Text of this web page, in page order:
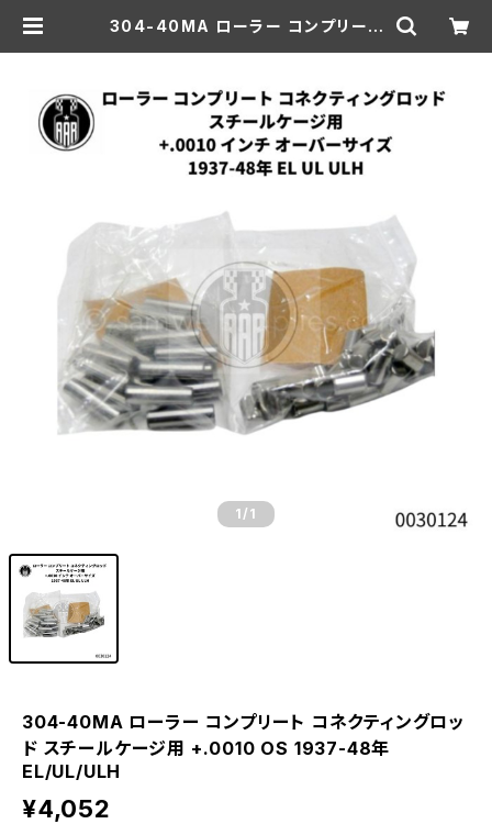
304-40MA ローラー コンプリート
1 /1
304-40MA ローラー コンプリート コネクティングロッ
ド スチールケージ用 +.0010 OS 1937-48年
EL/UL/ULH
¥4,052